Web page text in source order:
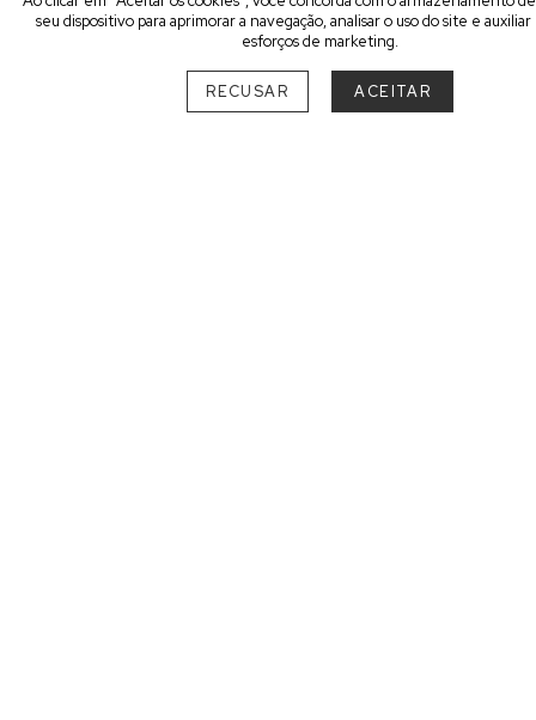
seu dispositivo para aprimorar a navegação, analisar o uso do site e auxiliar
esforços de marketing.
RECUSAR ACEITAR